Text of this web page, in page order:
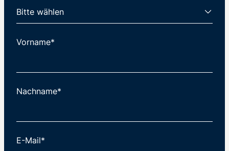
Vorname*
Nachname*
E-Mail*